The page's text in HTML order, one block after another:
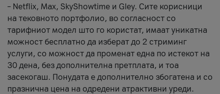
– Netflix, Max, SkyShowtime и Gley. Сите корисници
на тековното портфолио, во согласност со
тарифниот модел што го користат, имаат уникатна
можност бесплатно да изберат до 2 стриминг
услуги, со можност да променат една по истекот на
30 дена, без дополнителна претплата, и тоа
засекогаш. Понудата е дополнително збогатена и со
празнична цена на одредени атрактивни уреди.